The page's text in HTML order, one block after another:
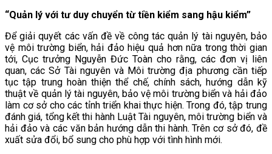
“Quản lý với tư duy chuyển từ tiền kiểm sang hậu kiểm”
Để giải quyết các vấn đề về công tác quản lý tài nguyên, bảo
vệ môi trường biển, hải đảo hiệu quả hơn nữa trong thời gian
tới, Cục trưởng Nguyễn Đức Toàn cho rằng, các đơn vị liên
quan, các Sở Tài nguyên và Môi trường địa phương cần tiếp
tục tập trung hoàn thiện thể chế, chính sách, hướng dẫn kỹ
thuật về quản lý tài nguyên, bảo vệ môi trường biển và hải đảo
làm cơ sở cho các tỉnh triển khai thực hiện. Trong đó, tập trung
đánh giá, tổng kết thi hành Luật Tài nguyên, môi trường biển và
hải đảo và các văn bản hướng dẫn thi hành. Trên cơ sở đó, đề
xuất sửa đổi, bổ sung cho phù hợp với tình hình mới.